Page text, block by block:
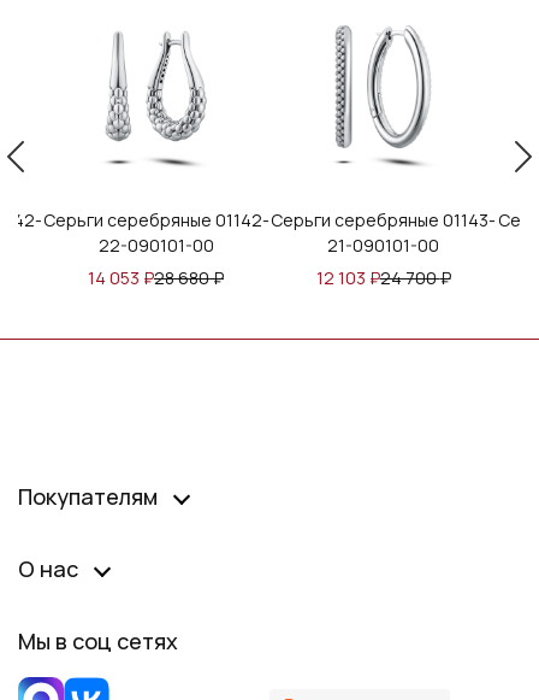
01142-Серьги серебряные 01143-
21-090101-00
12 103
Серьги серебряные
21-090501-00
12 064
Покупателям
О нас
Мы в соц сетях